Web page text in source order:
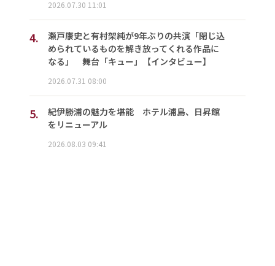
2026.07.30 11:01
4.
瀬戸康史と有村架純が9年ぶりの共演「閉じ込
められているものを解き放ってくれる作品に
なる」 舞台「キュー」【インタビュー】
2026.07.31 08:00
5.
紀伊勝浦の魅力を堪能 ホテル浦島、日昇館
をリニューアル
2026.08.03 09:41